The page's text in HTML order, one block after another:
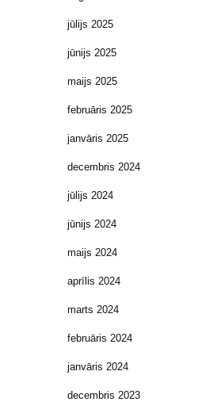
jūlijs 2025
jūnijs 2025
maijs 2025
februāris 2025
janvāris 2025
decembris 2024
jūlijs 2024
jūnijs 2024
maijs 2024
aprīlis 2024
marts 2024
februāris 2024
janvāris 2024
decembris 2023